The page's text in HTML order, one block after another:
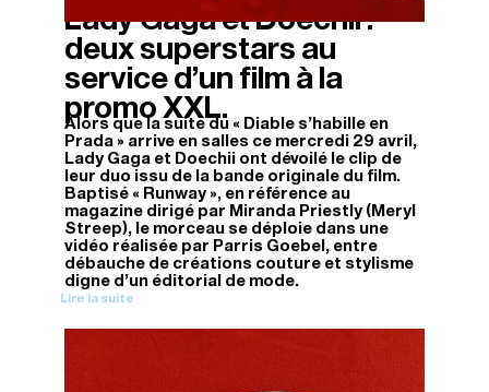
Lady Gaga et Doechii :
deux superstars au
service d’un film à la
promo XXL.
Alors que la suite du « Diable s’habille en
Prada » arrive en salles ce mercredi 29 avril,
Lady Gaga et Doechii ont dévoilé le clip de
leur duo issu de la bande originale du film.
Baptisé « Runway », en référence au
magazine dirigé par Miranda Priestly (Meryl
Streep), le morceau se déploie dans une
vidéo réalisée par Parris Goebel, entre
débauche de créations couture et stylisme
digne d’un éditorial de mode.
Lire la suite